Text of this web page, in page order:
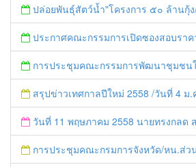
ปล่อยพันธุ์สัตว์น้ำ"โครงการ ๕๐ ล้านกุ้ง/ปลา ฟื้นชีวิตใหม่ให้เจ้า
ประกาศคณะกรรมการเปิดซองสอบราค
การประชุมคณะกรรมการพัฒนาชุมชนในพื้นที่รอบโรงไฟฟ้า (คพรฟ.) ครั้งที่ 2/2558 กองทุนพัฒนาไฟฟ้าบริษัท โรจนะเพ
สรุปข่าวเทศกาลปีใหม่ 2558 /วันที่ 4 ม.ค
วันที่ 11 พฤษภาคม 2558 นายทรงกลด สว่างวงศ์ หัวหน้าสำนักงานจังหวัดพระนครศรีอยุธยา ร่วมประชุมการดำเนินการตามแผนปฏิบัติการแก้ปัญหาในพื้นที่วิกฤติต้
การประชุมคณะกรมการจังหวัด/หน.ส่วนราชการประจำเดือน มิถุนายน